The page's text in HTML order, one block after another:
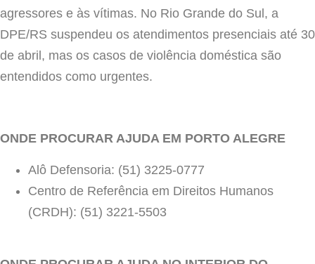
agressores e às vítimas. No Rio Grande do Sul, a
DPE/RS suspendeu os atendimentos presenciais até 30
de abril, mas os casos de violência doméstica são
entendidos como urgentes.
ONDE PROCURAR AJUDA EM PORTO ALEGRE
Alô Defensoria: (51) 3225-0777
Centro de Referência em Direitos Humanos
(CRDH): (51) 3221-5503